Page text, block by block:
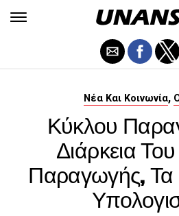
Νέα Και Κοινωνία,
Κύκλου
Διάρκεια
Παραγωγής, Τα